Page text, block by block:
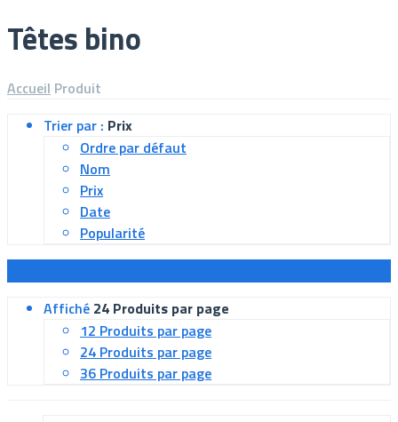
Têtes bino
Accueil Produit
Trier par : Prix
Ordre par défaut
Nom
Prix
Date
Popularité
Affiché 24 Produits par page
12 Produits par page
24 Produits par page
36 Produits par page